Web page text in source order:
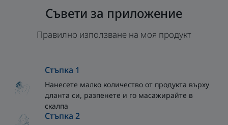
Съвети за приложение
Правилно използване на моя продукт
Стъпка 1
Нанесете малко количество от продукта върху
дланта си, разпенете и го масажирайте в
скалпа
Стъпка 2